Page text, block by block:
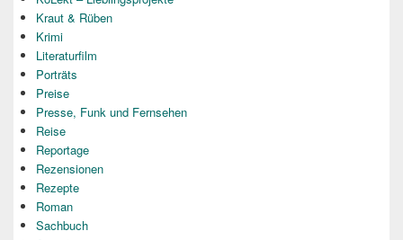
Kraut & Rüben
Krimi
Literaturfilm
Porträts
Preise
Presse, Funk und Fernsehen
Reise
Reportage
Rezensionen
Rezepte
Roman
Sachbuch